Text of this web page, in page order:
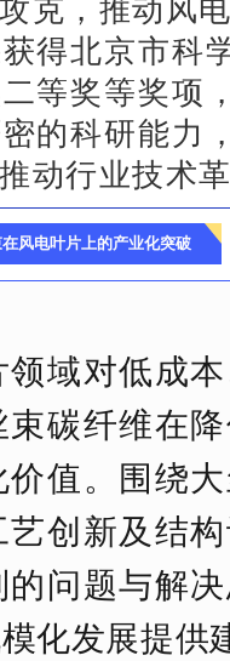
克，推动风
得北京市科
等奖等奖项
的科研能力
动行业技术
风电叶片上的产业化突破
域对低成
碳纤维在
值。围绕
创新及结
问题与解
化发展提供